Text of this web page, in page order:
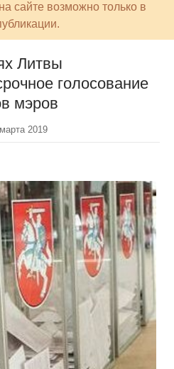
сайте возможно только в
Литвы
голосование
мэров
2019